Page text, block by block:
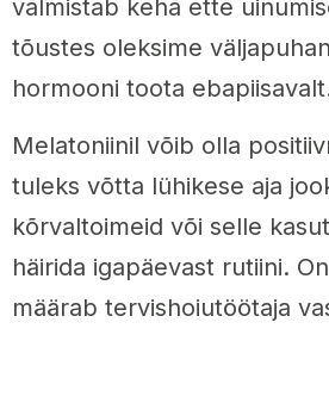
valmistab keha ette
tõustes oleksime
hormooni toota
Melatoniinil võib olla
tuleks võtta lühikese aja
kõrvaltoimeid või selle
häirida igapäevast rutiini.
määrab tervishoiutöötaja